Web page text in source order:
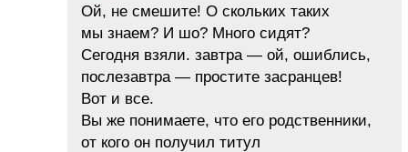
Ой, не смешите! О скольких таких
мы знаем? И шо? Много сидят?
Сегодня взяли. завтра — ой, ошиблись,
послезавтра — простите засранцев!
Вот и все.
Вы же понимаете, что его родственники,
от кого он получил титул